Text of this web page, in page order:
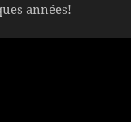
années!